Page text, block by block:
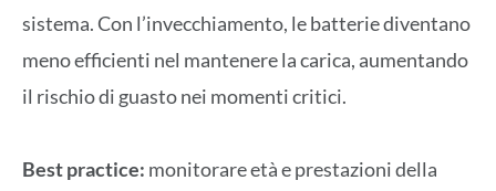
sistema. Con l’invecchiamento, le batterie diventano
meno efficienti nel mantenere la carica, aumentando
il rischio di guasto nei momenti critici.
Best practice: monitorare età e prestazioni della